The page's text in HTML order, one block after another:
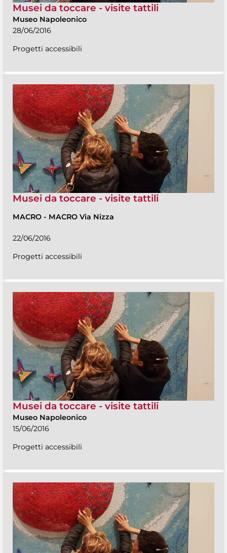
Musei da toccare - visite tattili
Museo Napoleonico
28/06/2016
Progetti accessibili
Musei da toccare - visite tattili
MACRO - MACRO Via Nizza
22/06/2016
Progetti accessibili
Musei da toccare - visite tattili
Museo Napoleonico
15/06/2016
Progetti accessibili